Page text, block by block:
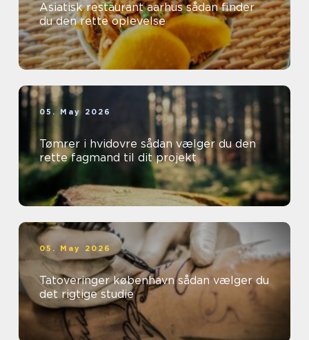
Asiatisk restaurant aarhus sådan finder
du den rette oplevelse
05. May 2026
Tømrer i hvidovre sådan vælger du den
rette fagmand til dit projekt
05. May 2026
Tatoveringer københavn sådan vælger du
det rigtige studie